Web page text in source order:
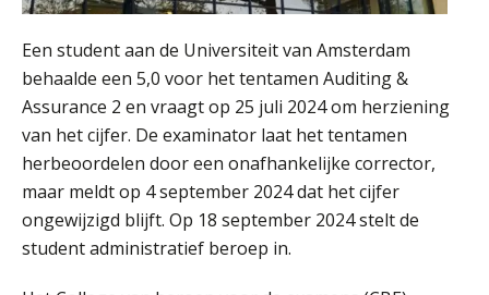
Een student aan de Universiteit van Amsterdam
behaalde een 5,0 voor het tentamen Auditing &
Assurance 2 en vraagt op 25 juli 2024 om herziening
van het cijfer. De examinator laat het tentamen
herbeoordelen door een onafhankelijke corrector,
maar meldt op 4 september 2024 dat het cijfer
ongewijzigd blijft. Op 18 september 2024 stelt de
student administratief beroep in.
voor toekomstbestendigheid”
ICT & AI | Waarom inzicht nog geen
advies is
ICT & AI | De accountant als
rekenwonder
Dashboard voor
administratiekantoren: al je klanten in